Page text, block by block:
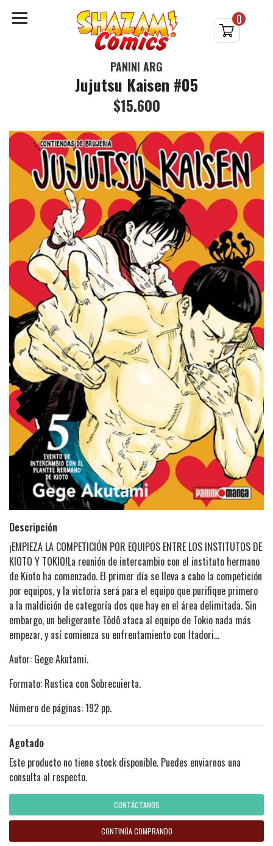
0
PANINI ARG
Jujutsu Kaisen #05
$15.600
Descripción
¡EMPIEZA LA COMPETICIÓN POR EQUIPOS ENTRE LOS INSTITUTOS DE
KIOTO Y TOKIO!La reunión de intercambio con el instituto hermano
de Kioto ha comenzado. El primer día se lleva a cabo la competición
por equipos, y la victoria será para el equipo que purifique primero
a la maldición de categoría dos que hay en el área delimitada. Sin
embargo, un beligerante Tôdô ataca al equipo de Tokio nada más
empezar, y así comienza su enfrentamiento con Itadori...
Autor: Gege Akutami.
Formato: Rustica con Sobrecuierta.
Número de páginas: 192 pp.
Agotado
Este producto no tiene stock disponible. Puedes enviarnos una
consulta al respecto.
CONTÁCTANOS
CONTINÚA COMPRANDO